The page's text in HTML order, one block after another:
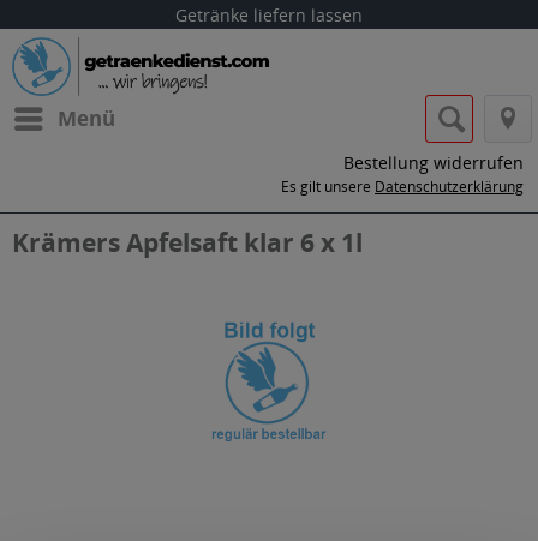
Getränke liefern lassen
Menü
Bestellung widerrufen
Es gilt unsere Datenschutzerklärung
Krämers Apfelsaft klar 6 x 1l